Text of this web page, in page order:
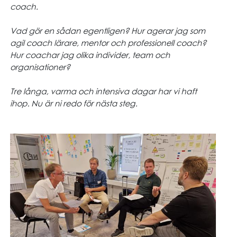
coach.
Vad gör en sådan egentligen? Hur agerar jag som
agil coach lärare, mentor och professionell coach?
Hur coachar jag olika individer, team och
organisationer?
Tre långa, varma och intensiva dagar har vi haft
ihop. Nu är ni redo för nästa steg.